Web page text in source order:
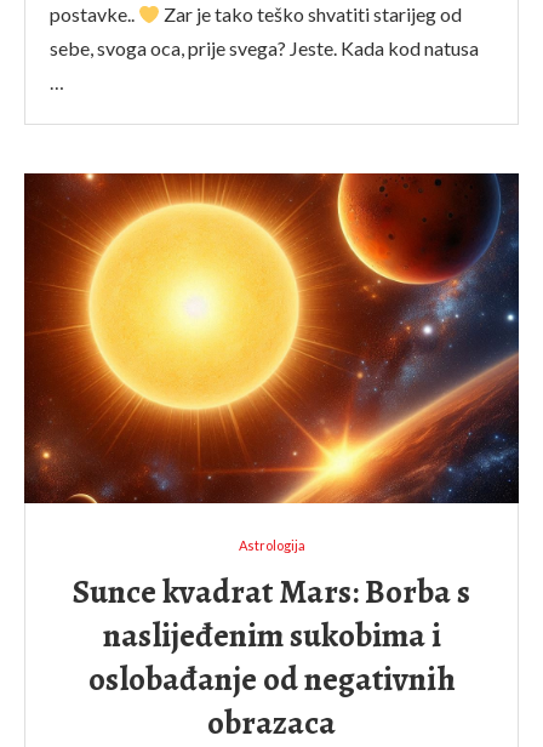
postavke..
Zar je tako teško shvatiti starijeg od
sebe, svoga oca, prije svega? Jeste. Kada kod natusa
…
Astrologija
Sunce kvadrat Mars: Borba s
naslijeđenim sukobima i
oslobađanje od negativnih
obrazaca